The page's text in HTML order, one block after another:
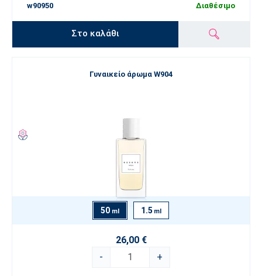
w90950 Διαθέσιμο
Στο καλάθι
Γυναικείο άρωμα W904
50 ml 1.5 ml
26,00 €
-
+